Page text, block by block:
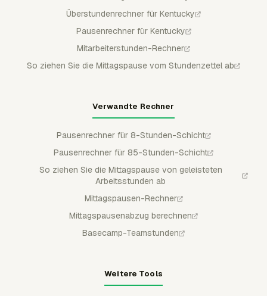
Überstundenrechner für Kentucky
Pausenrechner für Kentucky
Mitarbeiterstunden-Rechner
So ziehen Sie die Mittagspause vom Stundenzettel ab
Verwandte Rechner
Pausenrechner für 8-Stunden-Schicht
Pausenrechner für 85-Stunden-Schicht
So ziehen Sie die Mittagspause von geleisteten
Arbeitsstunden ab
Mittagspausen-Rechner
Mittagspausenabzug berechnen
Basecamp-Teamstunden
Weitere Tools